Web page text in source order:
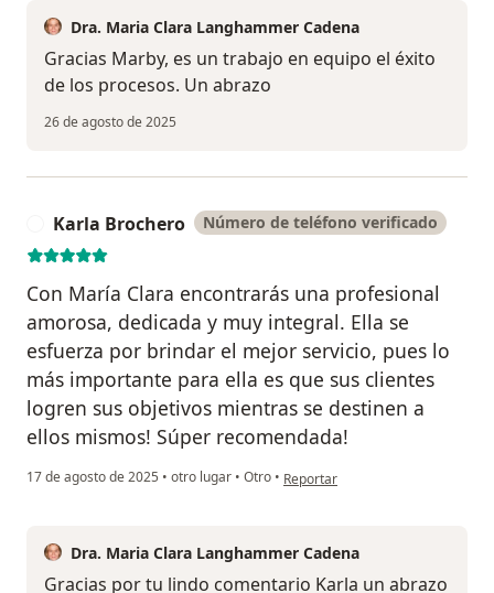
Dra. Maria Clara Langhammer Cadena
Gracias Marby, es un trabajo en equipo el éxito
de los procesos. Un abrazo
26 de agosto de 2025
Karla Brochero Número de teléfono verificado
Con María Clara encontrarás una profesional
amorosa, dedicada y muy integral. Ella se
esfuerza por brindar el mejor servicio, pues lo
más importante para ella es que sus clientes
logren sus objetivos mientras se destinen a
ellos mismos! Súper recomendada!
17 de agosto de 2025 • otro lugar • Otro • en opinión del usuario Karla
Reportar
Dra. Maria Clara Langhammer Cadena
Gracias por tu lindo comentario Karla un abrazo